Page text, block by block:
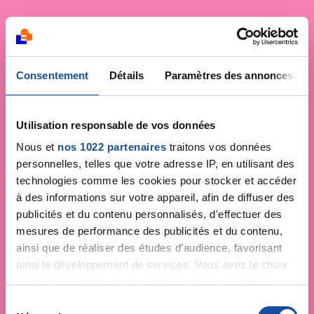
Consentement Détails Paramètres des annonces
Utilisation responsable de vos données
Nous et nos 1022 partenaires traitons vos données
personnelles, telles que votre adresse IP, en utilisant des
technologies comme les cookies pour stocker et accéder
à des informations sur votre appareil, afin de diffuser des
publicités et du contenu personnalisés, d'effectuer des
mesures de performance des publicités et du contenu,
ainsi que de réaliser des études d’audience, favorisant
ainsi le développement de services. Vous avez le choix